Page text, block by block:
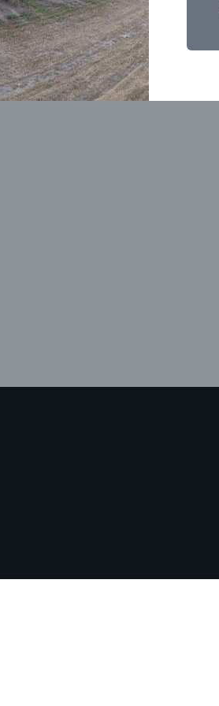
2022
Wijnen
Niet op voorraad